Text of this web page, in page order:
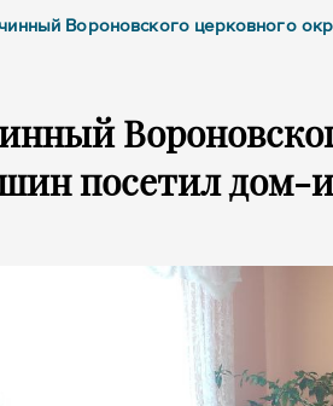
Вороновского церковного
посетил дом-